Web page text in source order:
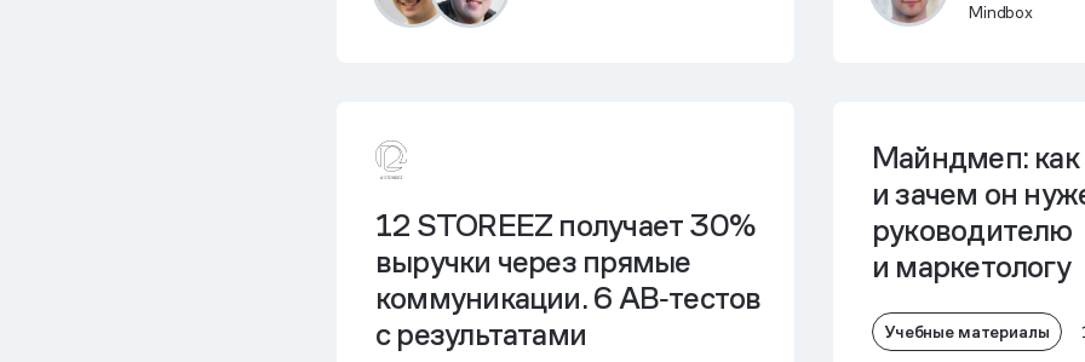
Mindbox
12 STOREEZ получает 30%
выручки через прямые
коммуникации. 6 AB‑тестов
с результатами
Майндмеп: как
и зачем он
руководителю
и маркетологу
Учебные материалы